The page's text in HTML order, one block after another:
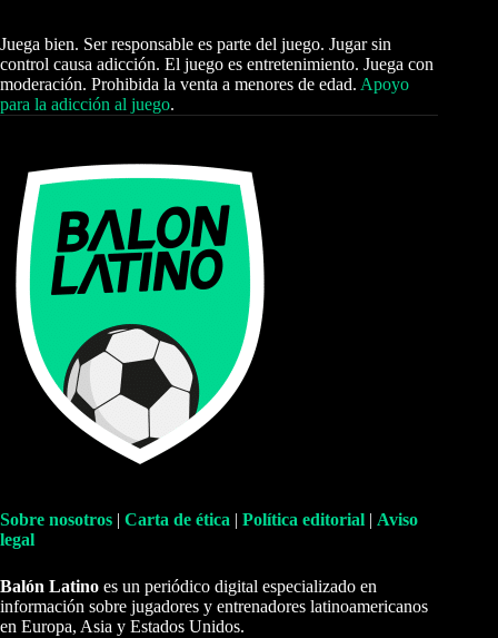
Juega bien. Ser responsable es parte del juego. Jugar sin
control causa adicción. El juego es entretenimiento. Juega con
moderación. Prohibida la venta a menores de edad. Apoyo
para la adicción al juego.
Sobre nosotros | Carta de ética | Política editorial | Aviso
legal
Balón Latino es un periódico digital especializado en
información sobre jugadores y entrenadores latinoamericanos
en Europa, Asia y Estados Unidos.